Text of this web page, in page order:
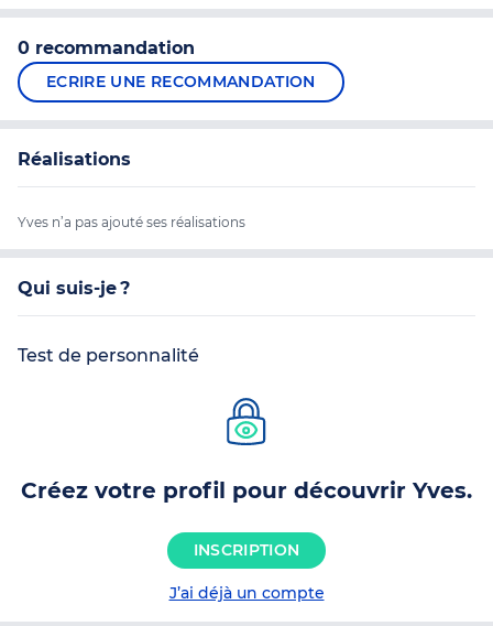
0 recommandation
ECRIRE UNE RECOMMANDATION
Réalisations
Yves n’a pas ajouté ses réalisations
Qui suis-je ?
Test de personnalité
Créez votre profil pour découvrir Yves.
INSCRIPTION
J’ai déjà un compte